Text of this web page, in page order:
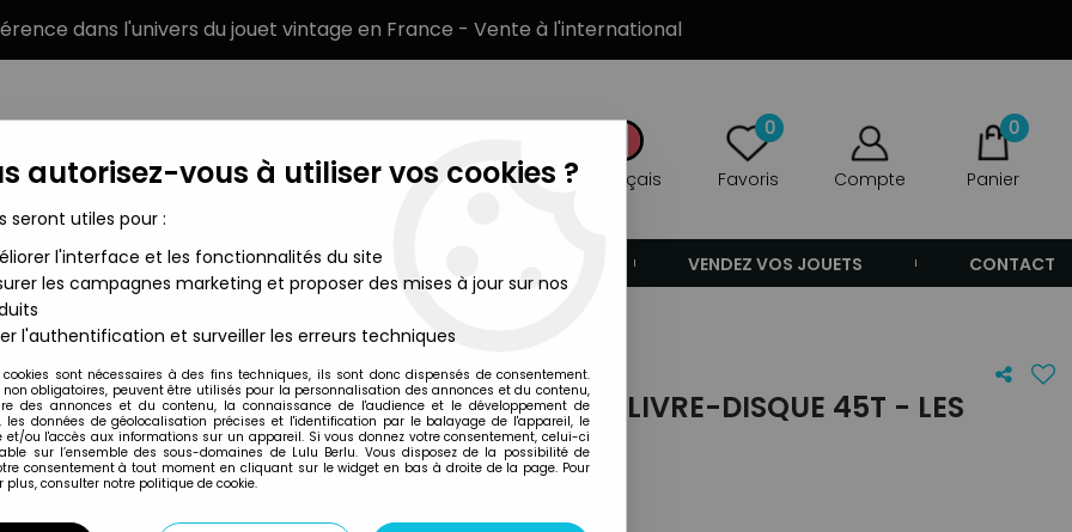
dans l'univers du jouet vintage en France - Vente à l'international
Français
0
Favoris Compte
0
Panier
MARQUES TYPE DE PRODUIT VENDEZ VOS JOUETS CONTACT
Philips
BONNE NUIT LES PETITS - LIVRE-DISQUE 45T - LES
NOUVELLES CHANSONS
autorisez-vous à utiliser vos cookies ?
seront utiles pour :
l'interface et les fonctionnalités du site
les campagnes marketing et proposer des mises à jour sur nos
l'authentification et surveiller les erreurs techniques
cookies sont nécessaires à des fins techniques, ils sont donc dispensés de consentement.
non obligatoires, peuvent être utilisés pour la personnalisation des annonces et du contenu,
des annonces et du contenu, la connaissance de l'audience et le développement de
les données de géolocalisation précises et l'identification par le balayage de l'appareil, le
et/ou l'accès aux informations sur un appareil. Si vous donnez votre consentement, celui-ci
sur l’ensemble des sous-domaines de Lulu Berlu. Vous disposez de la possibilité de
consentement à tout moment en cliquant sur le widget en bas à droite de la page. Pour
plus, consulter notre politique de cookie.